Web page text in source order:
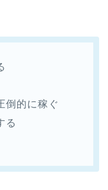
倒的に稼ぐ
る